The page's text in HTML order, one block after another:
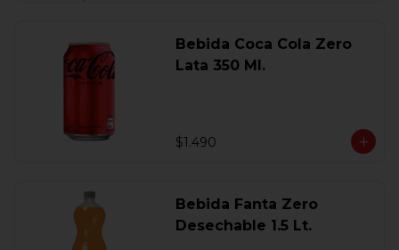
Bebida Coca Cola Zero
Lata 350 Ml.
$1.490
Bebida Fanta Zero
Desechable 1.5 Lt.